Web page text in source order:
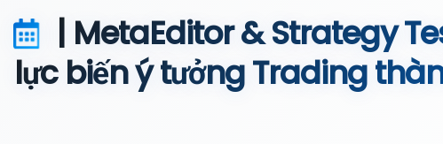
| MetaEditor & Strategy
lực biến ý tưởng Trading